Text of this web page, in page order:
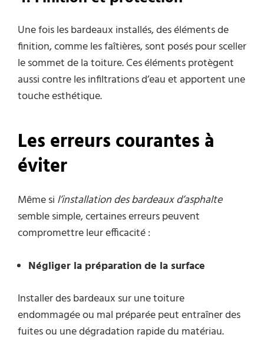
Une fois les bardeaux installés, des éléments de
finition, comme les faîtières, sont posés pour sceller
le sommet de la toiture. Ces éléments protègent
aussi contre les infiltrations d’eau et apportent une
touche esthétique.
Les erreurs courantes à
éviter
Même si l’installation des bardeaux d’asphalte
semble simple, certaines erreurs peuvent
compromettre leur efficacité :
Négliger la préparation de la surface
Installer des bardeaux sur une toiture
endommagée ou mal préparée peut entraîner des
fuites ou une dégradation rapide du matériau.